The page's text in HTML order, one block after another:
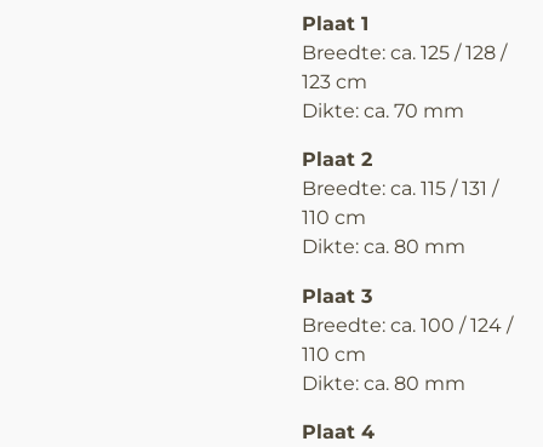
Plaat 1
Breedte: ca. 125 / 128 /
123 cm
Dikte: ca. 70 mm
Plaat 2
Breedte: ca. 115 / 131 /
110 cm
Dikte: ca. 80 mm
Plaat 3
Breedte: ca. 100 / 124 /
110 cm
Dikte: ca. 80 mm
Plaat 4